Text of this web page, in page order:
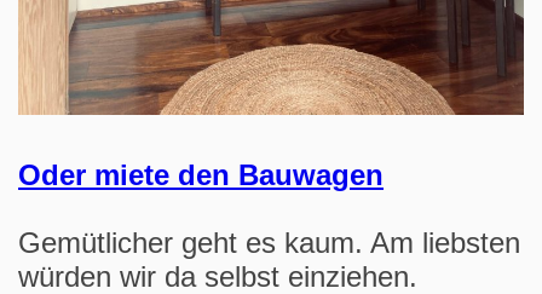
Oder miete den Bauwagen
Gemütlicher geht es kaum. Am liebsten
würden wir da selbst einziehen.